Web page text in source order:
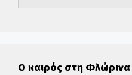
Ο καιρός στη Φλώρινα